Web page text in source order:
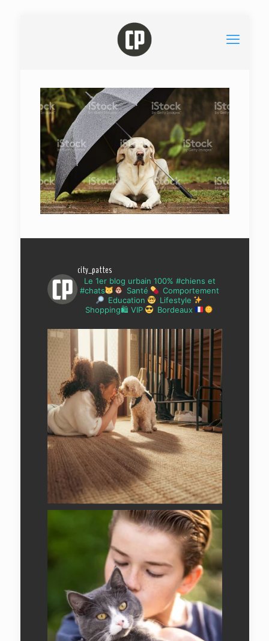
city_pattes
Le 1er blog urbain 100% #chiens et
#chats
Santé
Comportement
Education
Lifestyle
Shopping🛍 VIP
Bordeaux